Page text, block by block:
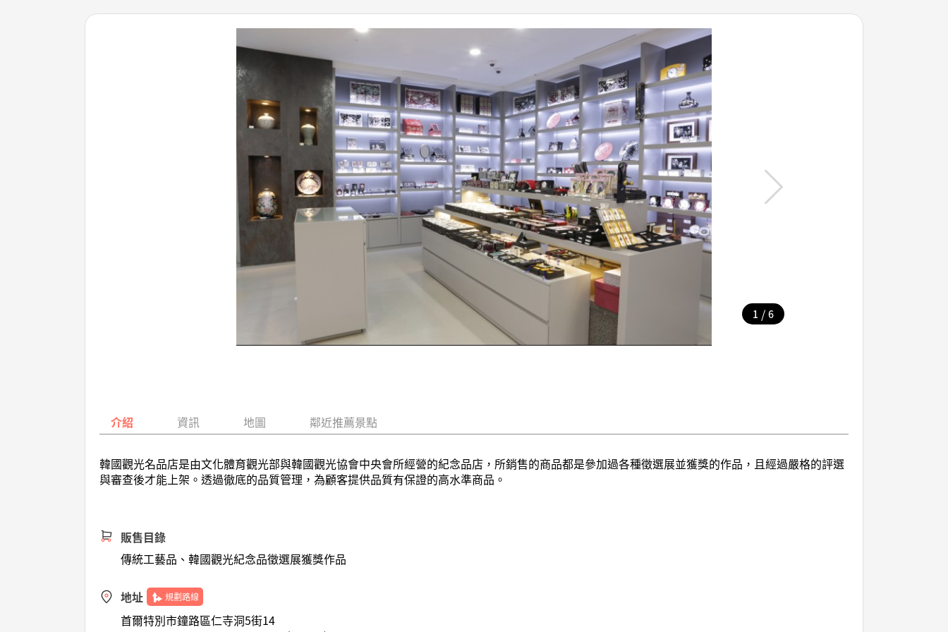
1 / 6
介紹 資訊 地圖 鄰近推薦景點
韓國觀光名品店是由文化體育觀光部與韓國觀光協會中央會所經營的紀念品店，所銷售的商品都是參加過各種徵選展並獲獎的作品，且經過嚴格的評選
與審查後才能上架。透過徹底的品質管理，為顧客提供品質有保證的高水準商品。
販售目錄
傳統工藝品、韓國觀光紀念品徵選展獲獎作品
地址 規劃路線
首爾特別市鐘路區仁寺洞5街14